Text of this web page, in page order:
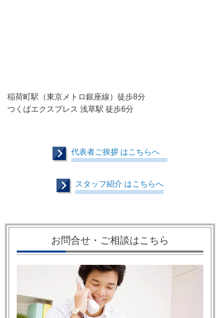
稲荷町駅（東京メトロ銀座線）徒歩8分
つくばエクスプレス 浅草駅 徒歩6分
代表者ご挨拶 はこちらへ
スタッフ紹介 はこちらへ
お問合せ・ご相談はこちら